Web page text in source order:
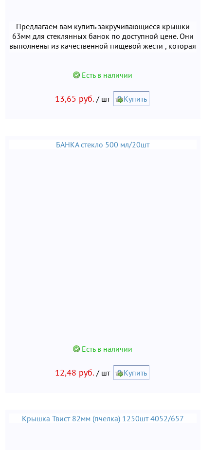
Предлагаем вам купить закручивающиеся крышки
63мм для стеклянных банок по доступной цене. Они
выполнены из качественной пищевой жести , которая
продуктами и не выделяет вредных веществ.
Есть в наличии
13,65 руб. / шт Купить
БАНКА стекло 500 мл/20шт
Есть в наличии
12,48 руб. / шт Купить
Крышка Твист 82мм (пчелка) 1250шт 4052/657